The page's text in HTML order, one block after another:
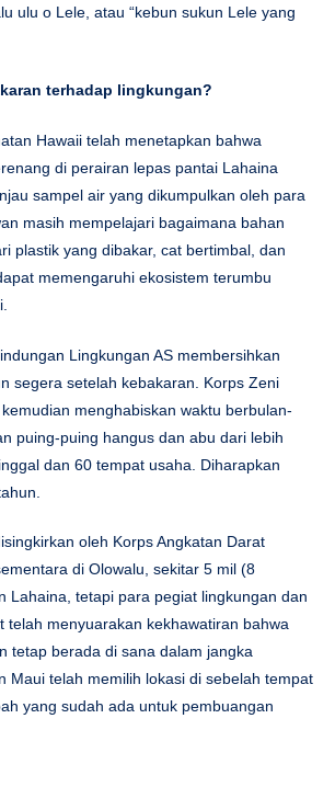
ulu o Lele, atau “kebun sukun Lele yang
terhadap lingkungan?
Hawaii telah menetapkan bahwa
di perairan lepas pantai Lahaina
sampel air yang dikumpulkan oleh para
masih mempelajari bagaimana bahan
plastik yang dibakar, cat bertimbal, dan
memengaruhi ekosistem terumbu
Lingkungan AS membersihkan
segera setelah kebakaran. Korps Zeni
menghabiskan waktu berbulan-
puing-puing hangus dan abu dari lebih
dan 60 tempat usaha. Diharapkan
oleh Korps Angkatan Darat
di Olowalu, sekitar 5 mil (8
Lahaina, tetapi para pegiat lingkungan dan
telah menyuarakan kekhawatiran bahwa
tetap berada di sana dalam jangka
Maui telah memilih lokasi di sebelah tempat
yang sudah ada untuk pembuangan